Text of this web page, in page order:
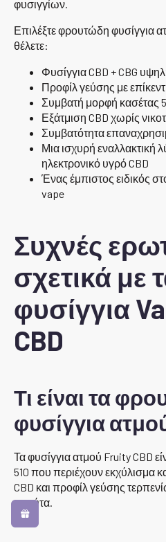
φυσιγγίων.
Επιλέξτε φρουτώδη φυσίγγια
θέλετε:
Φυσίγγια CBD + CBG
Προφίλ γεύσης με
Συμβατή μορφή κασέτας
Εξάτμιση CBD χωρίς
Συμβατότητα
Μια ισχυρή εναλλακτική
ηλεκτρονικό υγρό CBD
Ένας έμπιστος ειδικός
vape
Συχνές
σχετικά με
φυσίγγια
CBD
Τι είναι τα
φυσίγγια
Τα φυσίγγια ατμού Fruity CBD
510 που περιέχουν εκχύλισμα
CBD και προφίλ γεύσης
φρούτα.